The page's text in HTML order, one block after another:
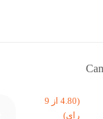
(4.80 از 9
رای)